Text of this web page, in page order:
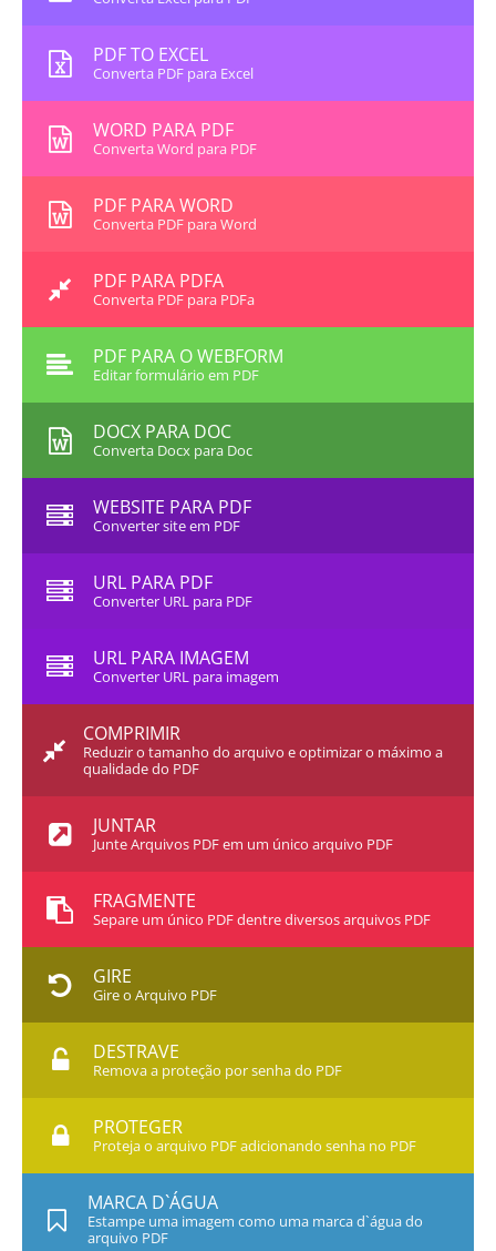
PDF TO EXCEL
Converta PDF para Excel
WORD PARA PDF
Converta Word para PDF
PDF PARA WORD
Converta PDF para Word
PDF PARA PDFA
Converta PDF para PDFa
PDF PARA O WEBFORM
Editar formulário em PDF
DOCX PARA DOC
Converta Docx para Doc
WEBSITE PARA PDF
Converter site em PDF
URL PARA PDF
Converter URL para PDF
URL PARA IMAGEM
Converter URL para imagem
COMPRIMIR
Reduzir o tamanho do arquivo e optimizar o máximo a
qualidade do PDF
JUNTAR
Junte Arquivos PDF em um único arquivo PDF
FRAGMENTE
Separe um único PDF dentre diversos arquivos PDF
GIRE
Gire o Arquivo PDF
DESTRAVE
Remova a proteção por senha do PDF
PROTEGER
Proteja o arquivo PDF adicionando senha no PDF
MARCA D`ÁGUA
Estampe uma imagem como uma marca d`água do
arquivo PDF